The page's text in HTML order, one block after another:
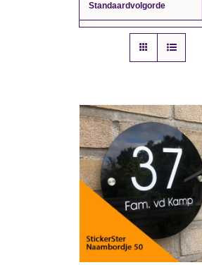
Standaardvolgorde
12 producten